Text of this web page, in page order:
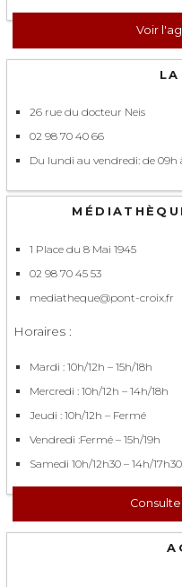
Voir
26 rue du docteur Neis
02 98 70 40 66
Du lundi au vendredi: de 09h
1 Place du 8 Mai 1945
02 98 70 45 53
mediatheque@pont-croix.fr
Horaires :
Mardi : 10h/12h – 15h/18h
Mercredi : 10h/12h – 14h/18h
Jeudi : 10h/12h – Fermé
Vendredi :Fermé – 15h/19h
Samedi 10h/12h30 – 14h/17h30